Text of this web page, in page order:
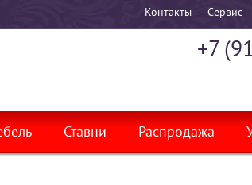
Контакты Cервис
+7
Ставни Распродажа